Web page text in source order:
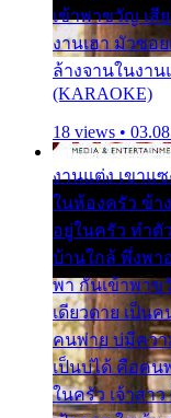
เข้าพาขวัญ เสี
งานเฮา มัวซอ
ล้างจานในงาน
(KARAOKE)
18 views •
งานแต่ง เขาแ
ในห้องครัว ข้า
อยู่ในครัว ทำตั
บ้านใกล้ พึ่งพา
พา กันเข้าพาข
เดียวดาย เป็น
คนพ่าย บ่มีควา
เป็นบ่ได้ คือคน
ในครัว เจ้าสาว